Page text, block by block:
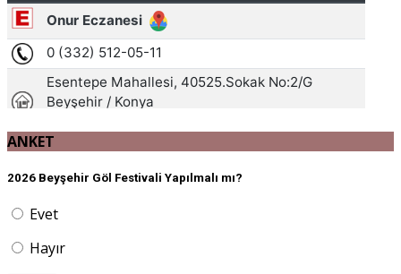
ANKET
2026 Beyşehir Göl Festivali Yapılmalı mı?
Evet
Hayır